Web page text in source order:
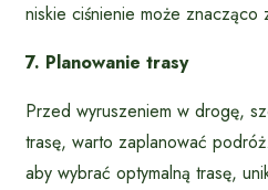
niskie ciśnienie może znacząco
7. Planowanie trasy
Przed wyruszeniem w drogę,
trasę, warto zaplanować
aby wybrać optymalną trasę,